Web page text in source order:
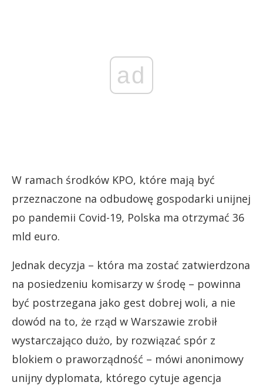
ad
W ramach środków KPO, które mają być
przeznaczone na odbudowę gospodarki unijnej
po pandemii Covid-19, Polska ma otrzymać 36
mld euro.
Jednak decyzja – która ma zostać zatwierdzona
na posiedzeniu komisarzy w środę – powinna
być postrzegana jako gest dobrej woli, a nie
dowód na to, że rząd w Warszawie zrobił
wystarczająco dużo, by rozwiązać spór z
blokiem o praworządność – mówi anonimowy
unijny dyplomata, którego cytuje agencja